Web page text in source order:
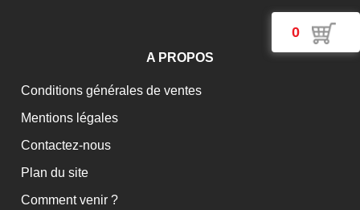
0
A PROPOS
Conditions générales de ventes
Mentions légales
Contactez-nous
Plan du site
Comment venir ?